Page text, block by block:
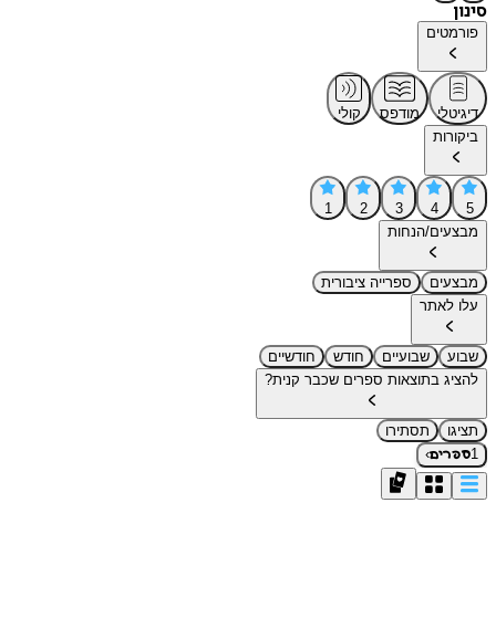
סינון
פורמטים
דיגיטלי מודפס
קולי
ביקורות
5
4
3
2
1
מבצעים/הנחות
מבצעים
ספרייה ציבורית
עלו לאתר
שבוע שבועיים חודש
חודשיים
להציג בתוצאות ספרים שכבר קנית?
תציגו
תסתירו
1ספרים›